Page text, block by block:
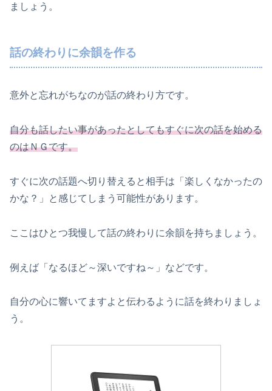
ましょう。
話の終わりに余韻を作る
意外と忘れがちなのが話の終わり方です。
自分も話したい事があったとしてもすぐに次の話を始める
のはＮＧです。
すぐに次の話題へ切り替えると相手は「楽しくなかったの
かな？」と感じてしまう可能性があります。
ここはひとつ我慢して話の終わりに余韻を持ちましょう。
例えば「なるほど～深いですね～」などです。
自分の心に響いてますよと伝わるように話を終わりましょ
う。